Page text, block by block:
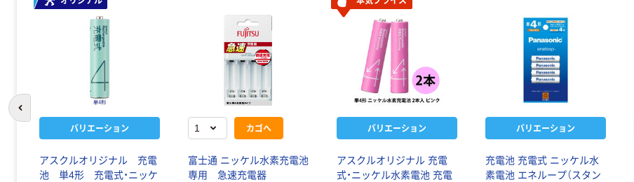
バリエーション
アスクルオリジナル 充電
池 単4形 充電式・ニッケ
カゴへ
富士通 ニッケル水素充電池
専用 急速充電器
バリエーション
アスクルオリジナル 充電
式・ニッケル水素電池 充電
バリエーション
充電池 充電式 ニッケル水
素電池 エネループ（スタン
前のスライドへ